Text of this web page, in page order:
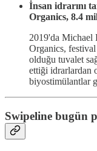
İnsan idrarını
Organics, 8.4
2019'da Michael
Organics,
olduğu tuvalet
ettiği idrarlardan
biyostimülantlar
Swipeline bugün